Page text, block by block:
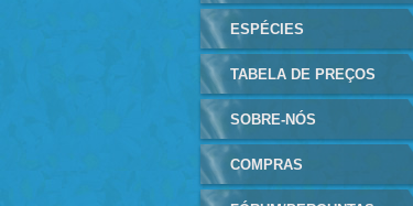
ESPÉCIES
TABELA DE PREÇOS
SOBRE-NÓS
COMPRAS